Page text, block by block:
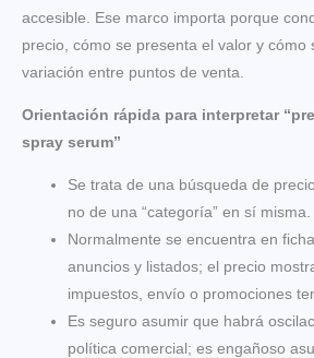
accesible. Ese marco importa porque
precio, cómo se presenta el valor y cómo
variación entre puntos de venta.
Orientación rápida para interpretar
spray serum”
Se trata de una búsqueda de
no de una “categoría” en sí misma.
Normalmente se encuentra en
anuncios y listados; el precio
impuestos, envío o promociones
Es seguro asumir que habrá
política comercial; es engañoso